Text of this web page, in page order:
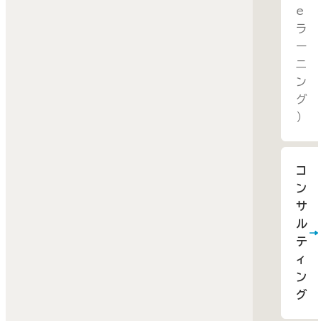
e
ラ
ー
ニ
ン
グ
）
コ
ン
サ
ル
テ
ィ
ン
グ